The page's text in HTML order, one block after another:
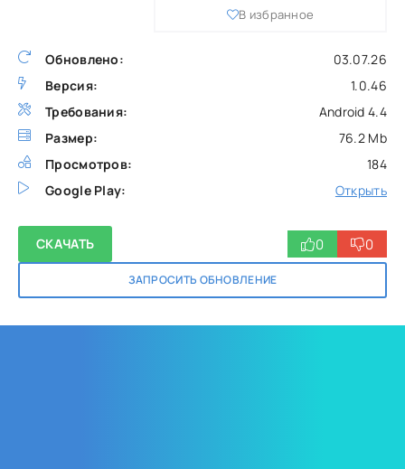
Обновлено:
03.07.26
Версия:
1.0.46
Требования:
Android 4.4
Размер:
76.2 Mb
Просмотров:
184
Google Play:
Открыть
В избранное
СКАЧАТЬ
ЗАПРОСИТЬ ОБНОВЛЕНИЕ
0 0